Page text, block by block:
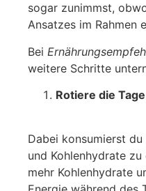
sogar zunimmst,
Ansatzes im Rahmen
Bei
weitere Schritte
Rotiere die
Dabei konsumierst
und Kohlenhydrate
mehr Kohlenhydrate